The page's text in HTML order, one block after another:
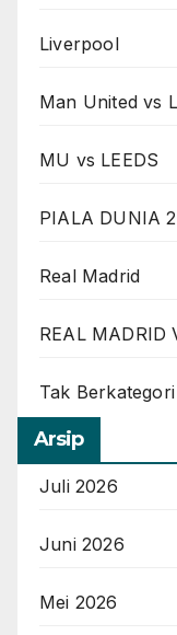
Liverpool
Man United vs
MU vs LEEDS
PIALA DUNIA
Real Madrid
REAL MADRID
Tak Berkategori
Arsip
Juli 2026
Juni 2026
Mei 2026